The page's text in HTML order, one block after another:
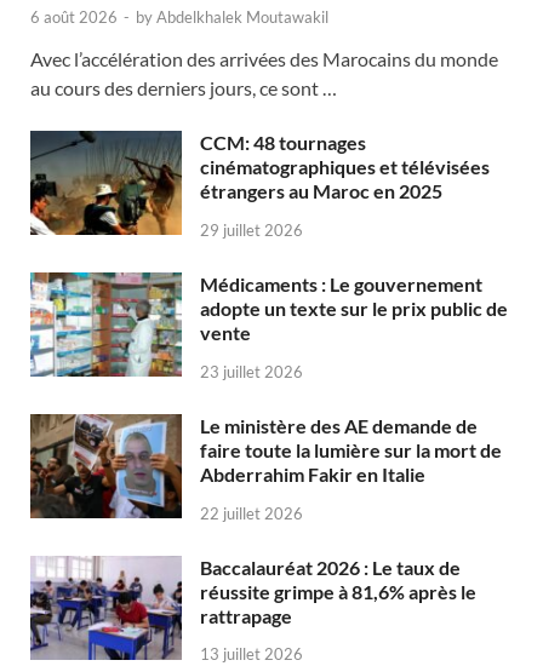
6 août 2026 - byAbdelkhalek Moutawakil
Avec l’accélération des arrivées des Marocains du monde
au cours des derniers jours, ce sont …
CCM: 48 tournages
cinématographiques et télévisées
étrangers au Maroc en 2025
29 juillet 2026
Médicaments : Le gouvernement
adopte un texte sur le prix public de
vente
23 juillet 2026
Le ministère des AE demande de
faire toute la lumière sur la mort de
Abderrahim Fakir en Italie
22 juillet 2026
Baccalauréat 2026 : Le taux de
réussite grimpe à 81,6% après le
rattrapage
13 juillet 2026